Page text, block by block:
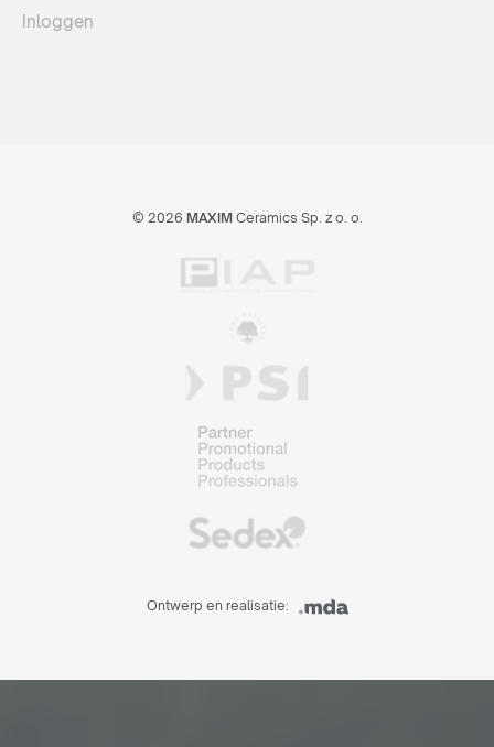
Inloggen
© 2026 MAXIMCeramics Sp. z o. o.
Ontwerp en realisatie: